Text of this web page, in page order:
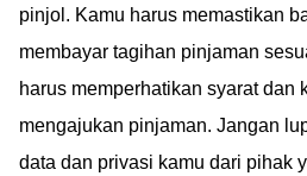
pinjol. Kamu harus memastikan
membayar tagihan pinjaman
harus memperhatikan syarat dan
mengajukan pinjaman. Jangan
data dan privasi kamu dari pihak